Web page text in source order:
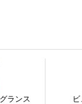
ランス